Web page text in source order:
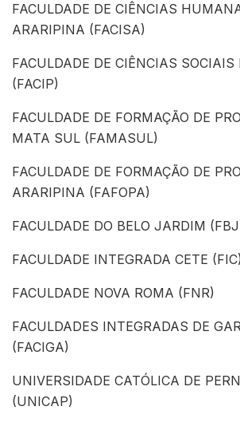
FACULDADE DE CIÊNCIAS
ARARIPINA (FACISA)
FACULDADE DE CIÊNCIAS SOCIAIS
(FACIP)
FACULDADE DE FORMAÇÃO DE
MATA SUL (FAMASUL)
FACULDADE DE FORMAÇÃO DE
ARARIPINA (FAFOPA)
FACULDADE DO BELO JARDIM
FACULDADE INTEGRADA CETE (FIC)
FACULDADE NOVA ROMA (FNR)
FACULDADES INTEGRADAS DE
(FACIGA)
UNIVERSIDADE CATÓLICA DE
(UNICAP)